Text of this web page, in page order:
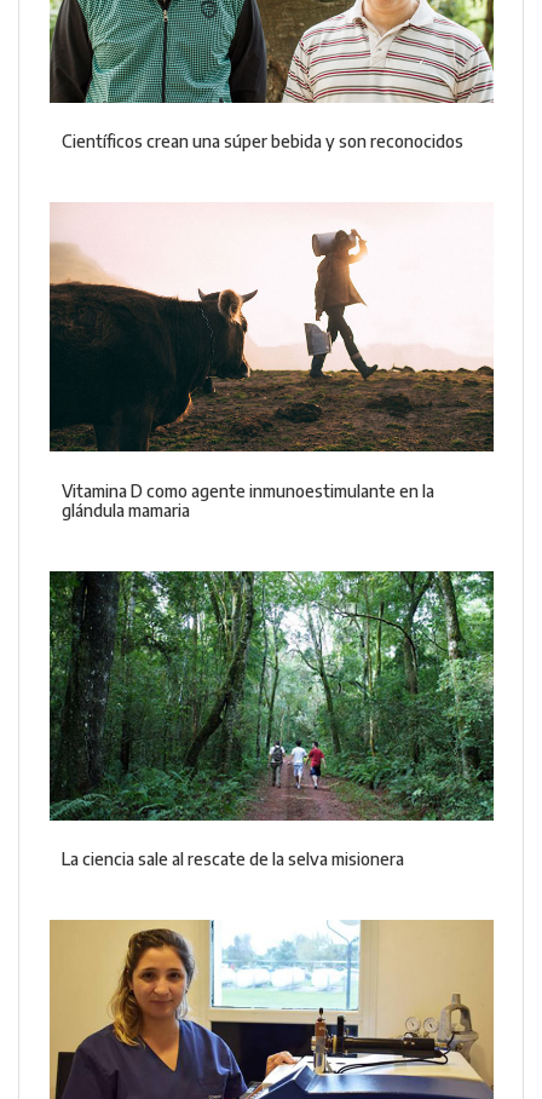
Científicos crean una súper bebida y son reconocidos
Vitamina D como agente inmunoestimulante en la
glándula mamaria
La ciencia sale al rescate de la selva misionera